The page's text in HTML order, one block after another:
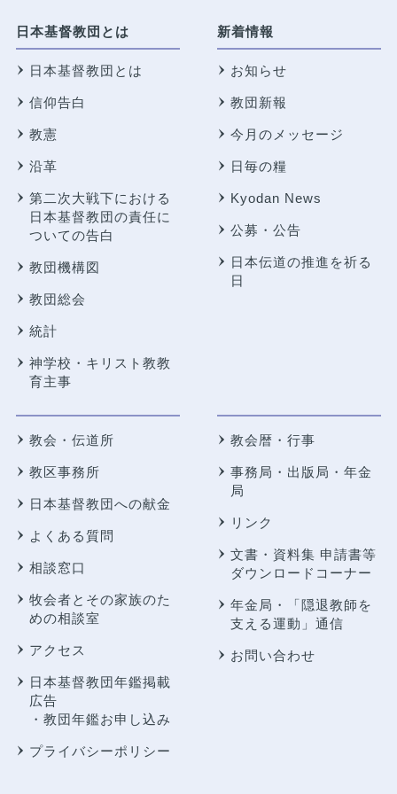
日本基督教団とは
日本基督教団とは
信仰告白
教憲
沿革
第二次大戦下における
日本基督教団の責任に
ついての告白
教団機構図
教団総会
統計
神学校・キリスト教教
育主事
新着情報
お知らせ
教団新報
今月のメッセージ
日毎の糧
Kyodan News
公募・公告
日本伝道の推進を祈る
日
教会・伝道所
教区事務所
日本基督教団への献金
よくある質問
相談窓口
牧会者とその家族のた
めの相談室
アクセス
日本基督教団年鑑掲載
広告
・教団年鑑お申し込み
プライバシーポリシー
教会暦・行事
事務局・出版局・年金
局
リンク
文書・資料集 申請書等
ダウンロードコーナー
年金局・
「隠退教師を
支える運動」通信
お問い合わせ